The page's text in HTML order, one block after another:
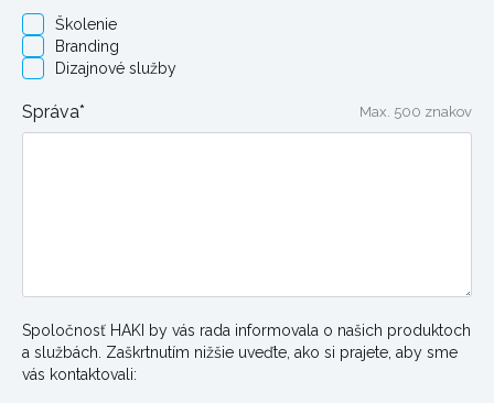
Školenie
Branding
Dizajnové služby
Správa* Max. 500 znakov
Spoločnosť HAKI by vás rada informovala o našich produktoch
a službách. Zaškrtnutím nižšie uveďte, ako si prajete, aby sme
vás kontaktovali: